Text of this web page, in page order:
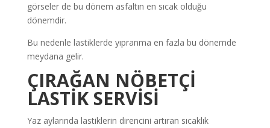
görseler de bu dönem asfaltın en sıcak olduğu
dönemdir.
Bu nedenle lastiklerde yıpranma en fazla bu dönemde
meydana gelir.
ÇIRAĞAN NÖBETÇİ
LASTİK SERVİSİ
Yaz aylarında lastiklerin direncini artıran sıcaklık